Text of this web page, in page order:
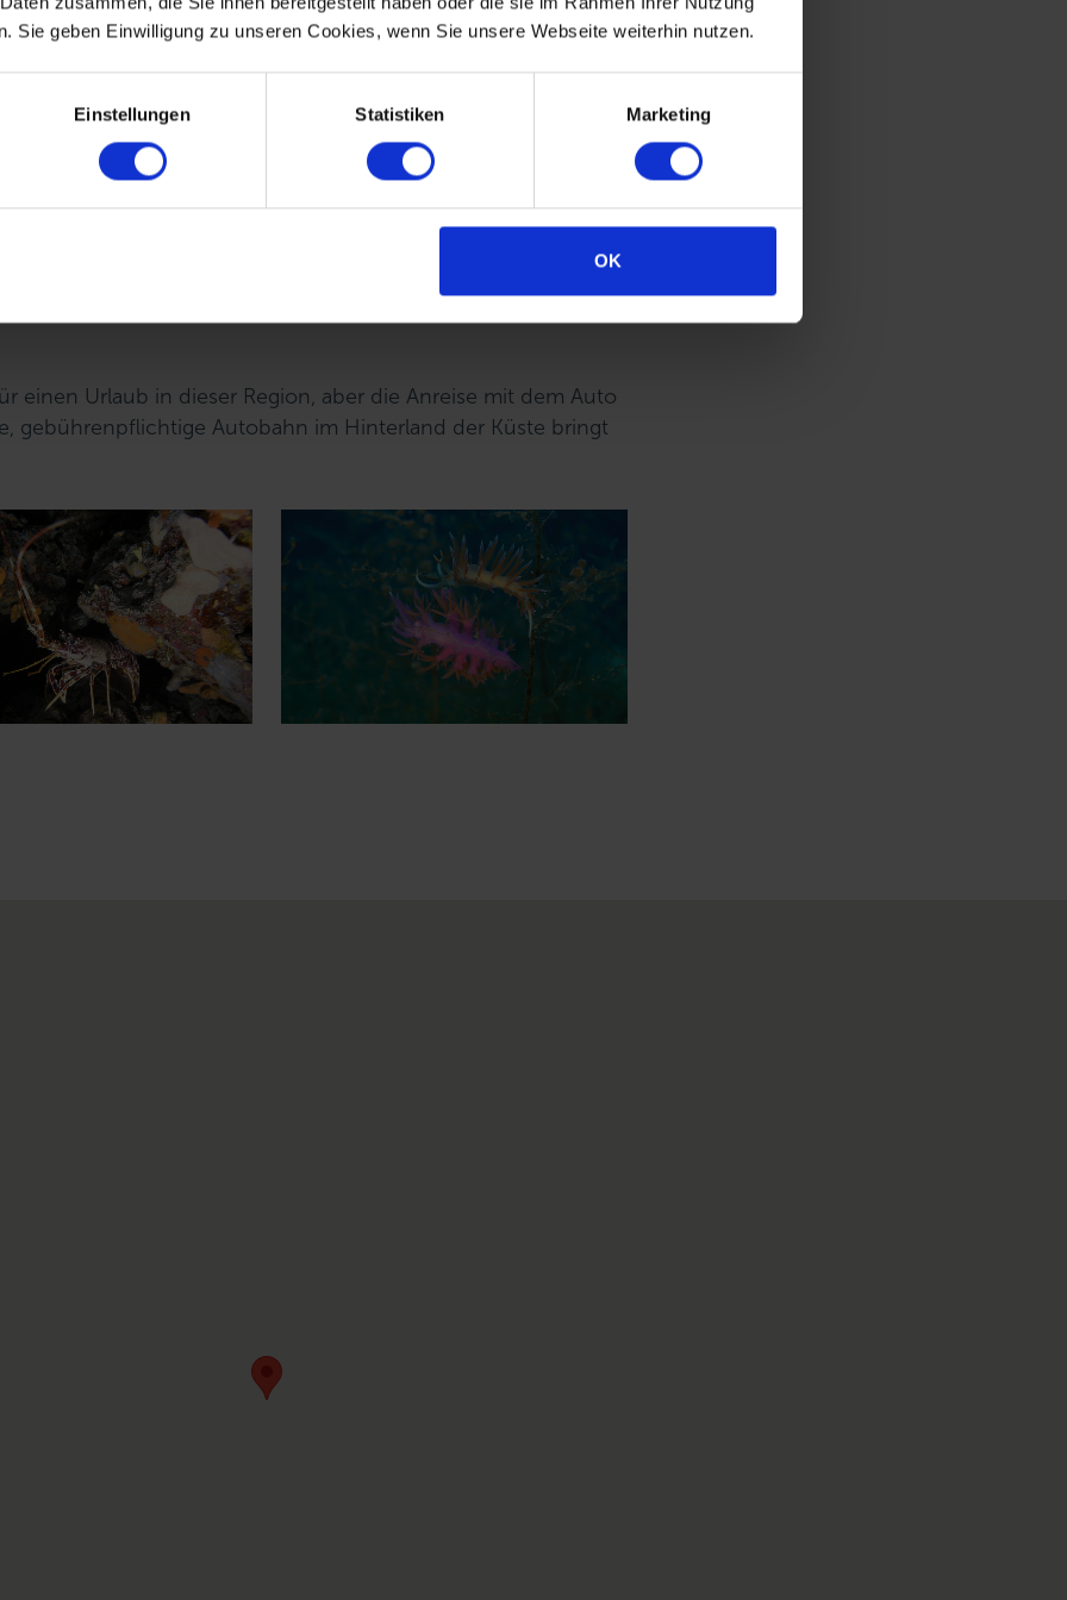
Sie geben Einwilligung zu unseren Cookies, wenn Sie unsere Webseite weiterhin nutzen.
Einstellungen Statistiken Marketing
OK
einen Urlaub in dieser Region, aber die Anreise mit dem Auto
gebührenpflichtige Autobahn im Hinterland der Küste bringt